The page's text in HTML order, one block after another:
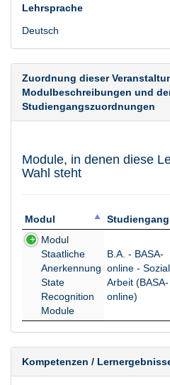
Lehrsprache
Deutsch
Zuordnung dieser
Modulbeschreibungen und
Studiengangszuordnungen
Module, in denen diese
Wahl steht
Modul Studiengang
ModulModul
Staatliche
Anerkennung
State
Recognition
Module
B.A. - BASA-
online -
Arbeit (BASA-
online)
Kompetenzen /